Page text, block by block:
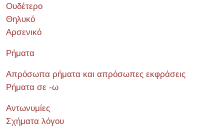
Ουδέτερο
Θηλυκό
Αρσενικό
Ρήματα
Απρόσωπα ρήματα και απρόσωπες εκφράσεις
Ρήματα σε -ω
Αντωνυμίες
Σχήματα λόγου